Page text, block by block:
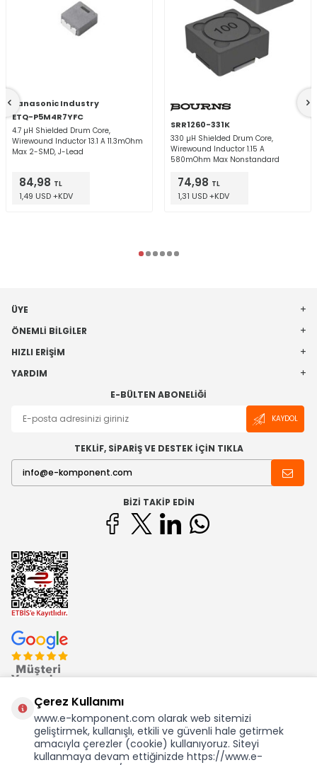
Panasonic Industry
ETQ-P5M4R7YFC
4.7 µH Shielded Drum Core,
Wirewound Inductor 13.1 A 11.3mOhm
Max 2-SMD, J-Lead
84,98 TL
1,49 USD +KDV
SRR1260-331K
330 µH Shielded Drum Core,
Wirewound Inductor 1.15 A
580mOhm Max Nonstandard
74,98 TL
1,31 USD +KDV
ÜYE
ÖNEMLI BILGILER
HIZLI ERIŞIM
YARDIM
E-BÜLTEN ABONELIĞI
KAYDOL
TEKLİF, SİPARİŞ VE DESTEK İÇİN TIKLA
BIZI TAKIP EDIN
Ekom Elk. Elektronik San. ve Tic. A.Ş.'nin Tescilli Bir Markasıdır
Çerez Kullanımı
www.e-komponent.com olarak web sitemizi
geliştirmek, kullanışlı, etkili ve güvenli hale getirmek
amacıyla çerezler (cookie) kullanıyoruz. Siteyi
kullanmaya devam ettiğinizde https://www.e-